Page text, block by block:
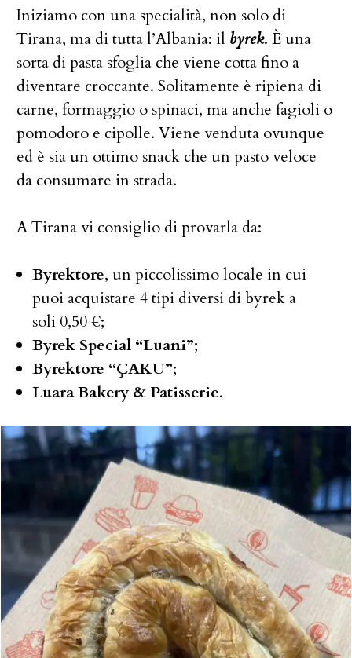
Iniziamo con una specialità, non solo di
Tirana, ma di tutta l’Albania: il byrek. È una
sorta di pasta sfoglia che viene cotta fino a
diventare croccante. Solitamente è ripiena di
carne, formaggio o spinaci, ma anche fagioli o
pomodoro e cipolle. Viene venduta ovunque
ed è sia un ottimo snack che un pasto veloce
da consumare in strada.
A Tirana vi consiglio di provarla da:
Byrektore, un piccolissimo locale in cui
puoi acquistare 4 tipi diversi di byrek a
soli 0,50 €;
Byrek Special “Luani”;
Byrektore “ÇAKU”;
Luara Bakery & Patisserie.